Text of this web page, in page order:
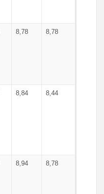
8,78 8,78
8,84 8,44
8,94 8,78